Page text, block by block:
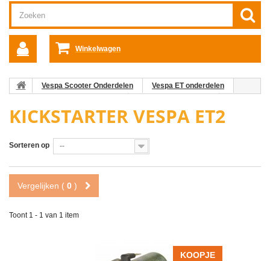
Winkelwagen
Vespa Scooter Onderdelen
Vespa ET onderdelen
Kickstarter Vespa ET2
KICKSTARTER VESPA ET2
Sorteren op --
Vergelijken ( 0 )
Toont 1 - 1 van 1 item
KOOPJE